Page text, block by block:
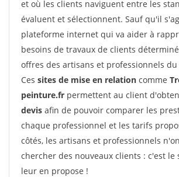
et où les clients naviguent entre les
évaluent et sélectionnent. Sauf qu'il
plateforme internet qui va aider à
besoins de travaux de clients
offres des artisans et professionnels du
Ces sites de mise en relation comme
peinture.fr permettent au client
devis afin de pouvoir comparer les
chaque professionnel et les tarifs
côtés, les artisans et professionnels
chercher des nouveaux clients : c'est
leur en propose !